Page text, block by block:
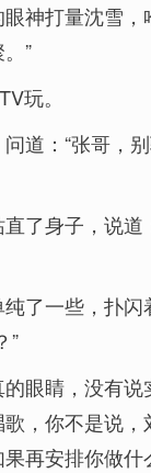
神打量沈雪，
”
玩。
道：“张哥，
了身子，说道
了一些，扑闪
”
眼睛，没有说
，你不是说，
再安排你做什